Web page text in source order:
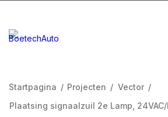
Startpagina / Projecten / Vector /
Plaatsing signaalzuil 2e Lamp, 24VAC/